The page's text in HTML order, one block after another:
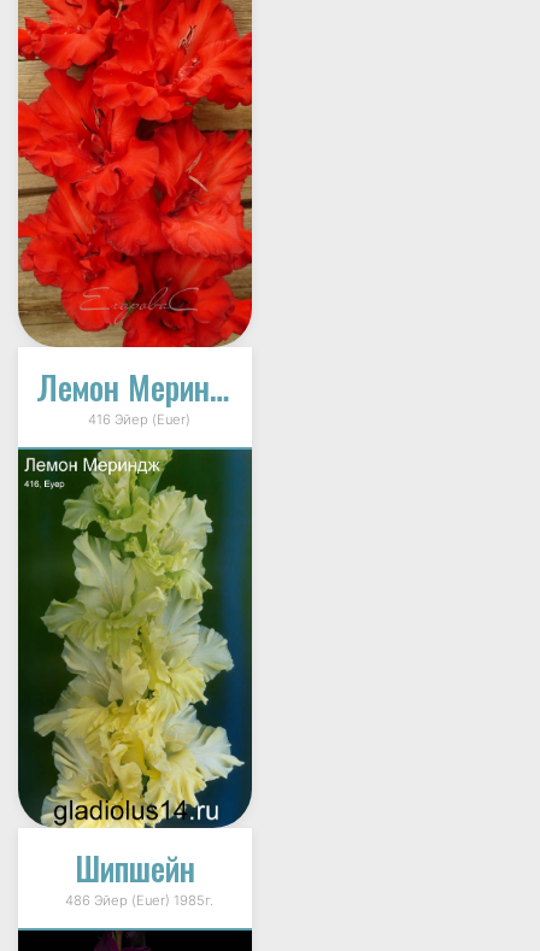
Лемон Мериндж
416 Эйер (Euer)
Шипшейн
486 Эйер (Euer) 1985г.